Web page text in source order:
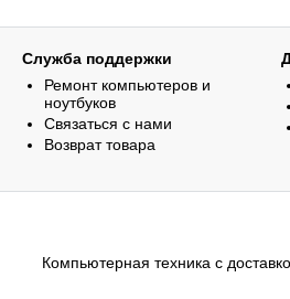
Служба поддержки
Ремонт компьютеров и
ноутбуков
Связаться с нами
Возврат товара
Компьютерная техника с